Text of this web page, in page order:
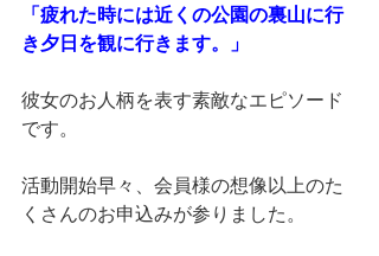
「疲れた時には近くの公園の裏山に行
き夕日を観に行きます。」
彼女のお人柄を表す素敵なエピソード
です。
活動開始早々、会員様の想像以上のた
くさんのお申込みが参りました。